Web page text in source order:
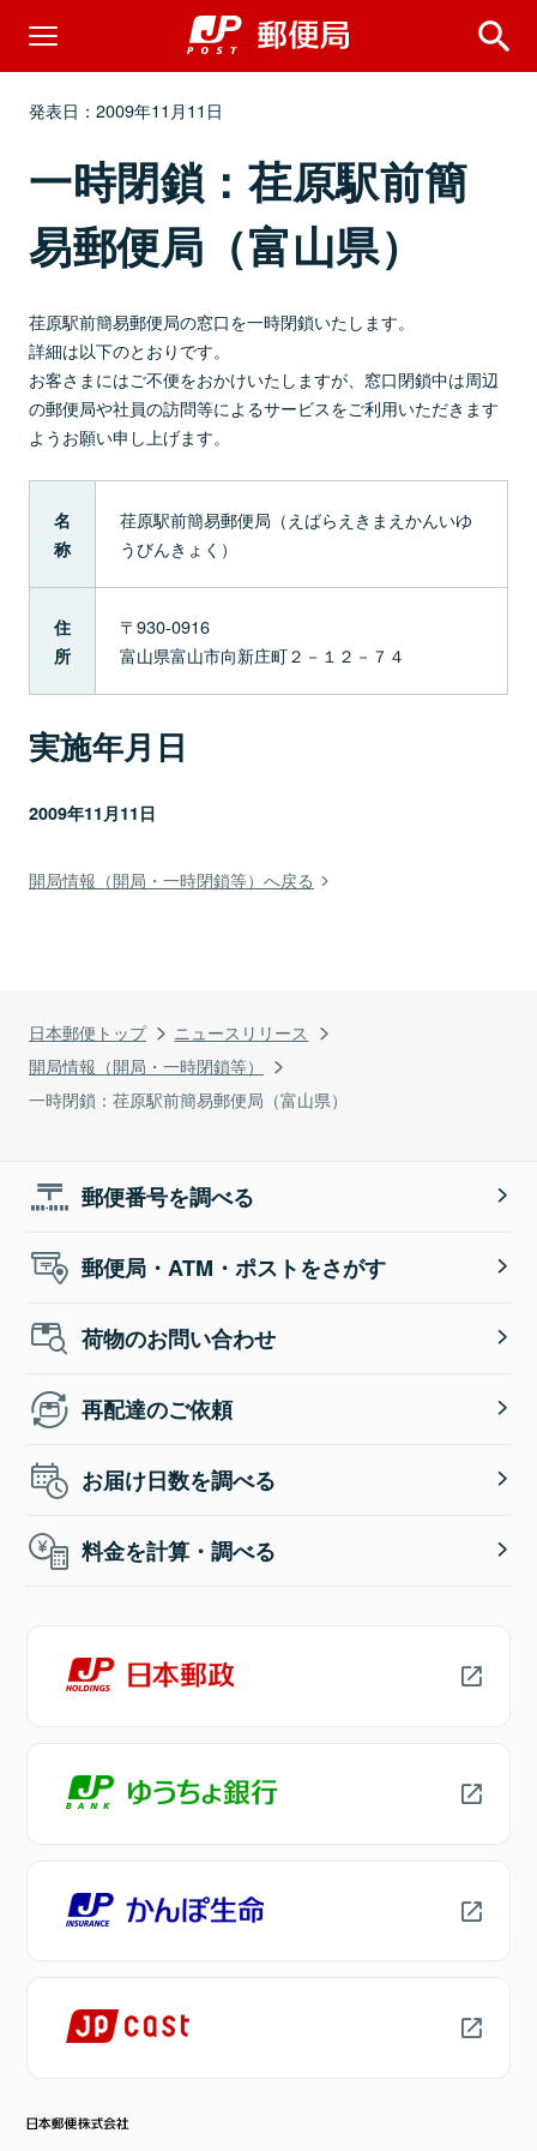
日本郵便トップ
ニュースリリース
開局情報（開局・一時閉鎖等）
一時閉鎖：荏原駅前簡易郵便局（富山県）
発表日：2009年11月11日
一時閉鎖：荏原駅前簡
易郵便局（富山県）
荏原駅前簡易郵便局の窓口を一時閉鎖いたします。
詳細は以下のとおりです。
お客さまにはご不便をおかけいたしますが、窓口閉鎖中は周辺
の郵便局や社員の訪問等によるサービスをご利用いただきます
ようお願い申し上げます。
名
称
荏原駅前簡易郵便局（えばらえきまえかんいゆ
うびんきょく）
住
所
〒930-0916
富山県富山市向新庄町２－１２－７４
実施年月日
2009年11月11日
開局情報（開局・一時閉鎖等）へ戻る
郵便番号を調べる
郵便局・ATM・ポストをさがす
荷物のお問い合わせ
再配達のご依頼
お届け日数を調べる
料金を計算・調べる